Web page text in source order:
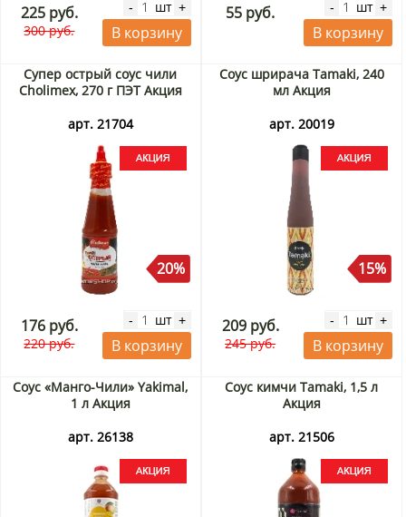
225 руб.
300 руб.
- шт +
В корзину
55 руб. - шт +
В корзину
Супер острый соус чили
Cholimex, 270 г ПЭТ Акция
арт. 21704
20%
176 руб.
220 руб.
- шт +
В корзину
Соус шрирача Tamaki, 240
мл Акция
арт. 20019
15%
209 руб.
245 руб.
- шт +
В корзину
Соус «Манго-Чили» Yakimal,
1 л Акция
арт. 26138
Соус кимчи Tamaki, 1,5 л
Акция
арт. 21506